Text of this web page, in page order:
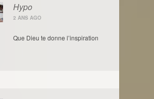
Hypo
2 ANS AGO
Que Dieu te donne l’inspiration